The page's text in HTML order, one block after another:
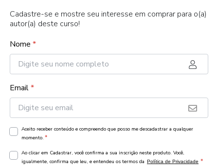
Cadastre-se e mostre seu interesse em comprar para o(a)
autor(a) deste curso!
Nome *
Email*
Aceito receber conteúdo e compreendo que posso me descadastrar a qualquer
momento. *
Ao clicar em Cadastrar, você confirma a sua inscrição neste produto. Você,
igualmente, confirma que leu, e entendeu os termos da Política de Privacidade *